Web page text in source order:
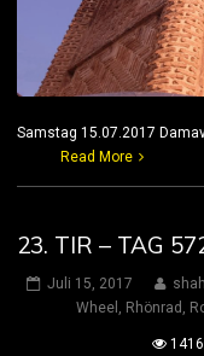
Samstag 15.07.2017
Read More
23. TIR – TAG
Juli 15, 2017
Wheel , Rhönrad ,